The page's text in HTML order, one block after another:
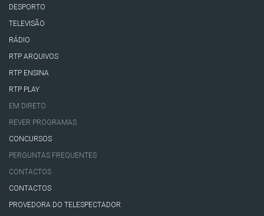
DESPORTO
TELEVISÃO
RÁDIO
RTP ARQUIVOS
RTP ENSINA
RTP PLAY
EM DIRETO
REVER PROGRAMAS
CONCURSOS
PERGUNTAS FREQUENTES
CONTACTOS
CONTACTOS
PROVEDORA DO TELESPECTADOR